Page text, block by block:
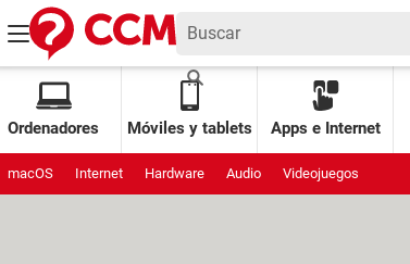
Ordenadores Móviles y tablets Apps e Internet
macOS Internet Hardware Audio Videojuegos